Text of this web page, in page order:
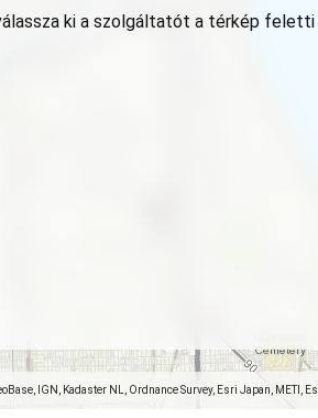
IGN, Kadaster NL, Ordnance Survey, Esri Japan,
ki a szolgáltatót a térkép